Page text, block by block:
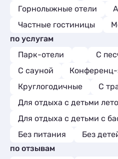
Горнолыжные отели
Частные гостиницы
по услугам
Парк-отели
С
С сауной
Круглогодичные
С
Для отдыха с детьми
Для отдыха с детьми с
Без питания
Без
по отзывам